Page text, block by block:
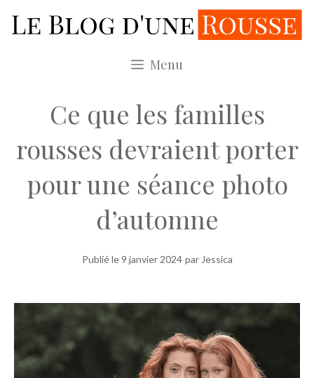
au
Menu
Ce que les familles
rousses devraient porter
pour une séance photo
d’automne
Publié le9 janvier 2024 par Jessica